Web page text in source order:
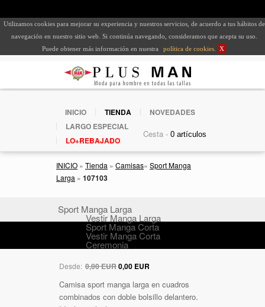
Utilizamos cookies para mejorar su experiencia y nuestros servicios, de acuerdo a tus hábitos de
navegación en nuestro sitio web. Si continúa navegando, consideramos que acepta su uso.
Puede obtener más información en nuestra
política de cookies X
INICIO TIENDA
NOVEDADES
LARGO ESPECIAL
LO+REBAJADO
Cesta -
INICIO » Tienda » Camisas» Sport Manga
Larga » 107103
Sport Manga Larga
Vestir Manga Larga
Sport Manga Corta
Vestir Manga Corta
Ceremonia
Desde: 0,00 EUR0,00 EUR
Camisa sport manga larga en cuadros
combinados con doble bolsillo delantero.